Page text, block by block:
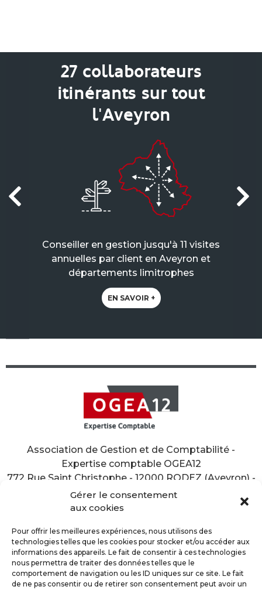
Gérer le consentement
aux cookies
Pour offrir les meilleures expériences, nous utilisons des
technologies telles que les cookies pour stocker et/ou accéder aux
informations des appareils. Le fait de consentir à ces technologies
nous permettra de traiter des données telles que le
comportement de navigation ou les ID uniques sur ce site. Le fait
de ne pas consentir ou de retirer son consentement peut avoir un
27 collaborateurs
itinérants sur tout
l'Aveyron
Conseiller en gestion jusqu'à 11 visites
annuelles par client en Aveyron et
départements limitrophes
EN SAVOIR +
Association de Gestion et de Comptabilité -
Expertise comptable OGEA12
772 Rue Saint Christophe - 12000 RODEZ (Aveyron) -
Tél. 05 65 77 23 00
NOUS CONTACTER PLAN D’ACCÈS